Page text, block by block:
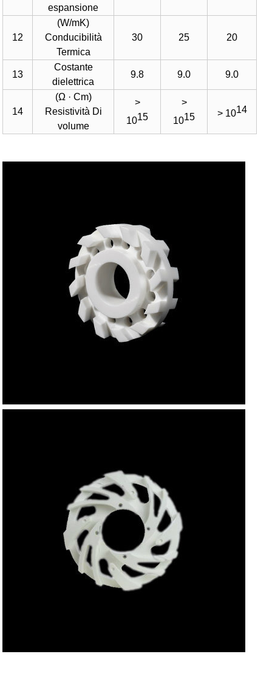
espansione
12
(W/mK)
Conducibilità
Termica
30 25 20
13
Costante
dielettrica
9.8 9.0 9.0
14
(Ω · Cm)
Resistività Di
volume
>
1015
>
1015 > 1014